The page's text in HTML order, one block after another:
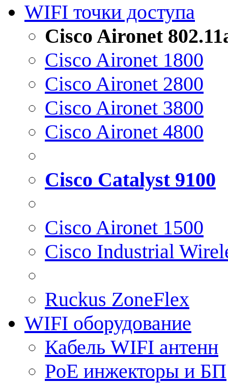
WIFI точки доступа
Cisco Aironet
Cisco Aironet 1800
Cisco Aironet 2800
Cisco Aironet 3800
Cisco Aironet 4800
Cisco Catalyst 9100
Cisco Aironet 1500
Cisco Industrial
Ruckus ZoneFlex
WIFI оборудование
Кабель WIFI антенн
PoE инжекторы и БП